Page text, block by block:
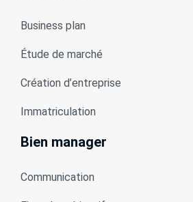
Business plan
Étude de marché
Création d’entreprise
Immatriculation
Bien manager
Communication